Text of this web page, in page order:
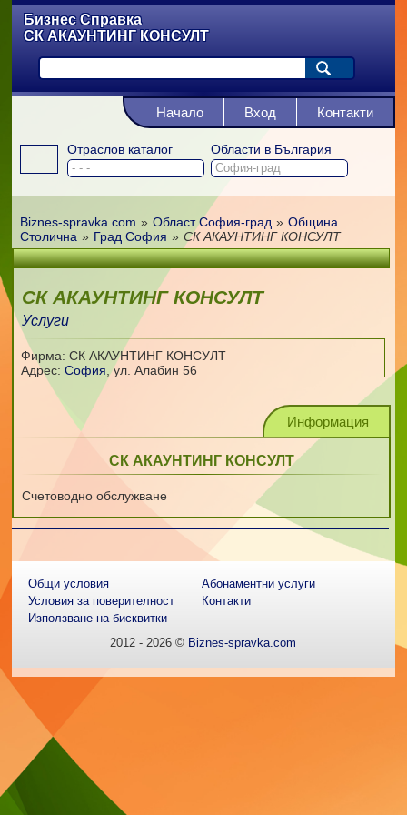
Бизнес Справка
СК АКАУНТИНГ КОНСУЛТ
Отраслов каталог Области в България
Начало Вход Контакти
Biznes-spravka.com » Област София-град » Община
Столична » Град София » СК АКАУНТИНГ КОНСУЛТ
СК АКАУНТИНГ КОНСУЛТ
Услуги
Фирма: СК АКАУНТИНГ КОНСУЛТ
Адрес: София ,ул. Алабин 56
Информация
СК АКАУНТИНГ КОНСУЛТ
Счетоводно обслужване
Общи условия
Условия за поверителност
Използване на бисквитки
Абонаментни услуги
Контакти
2012 - 2026 © Biznes-spravka.com